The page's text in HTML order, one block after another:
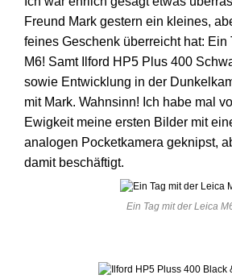
Freund Mark gestern ein kleines,
feines Geschenk überreicht hat: Ein
M6! Samt Ilford HP5 Plus 400
sowie Entwicklung in der
mit Mark. Wahnsinn! Ich habe mal
Ewigkeit meine ersten Bilder mit
analogen Pocketkamera geknipst,
damit beschäftigt.
Ein Tag mit der Leica